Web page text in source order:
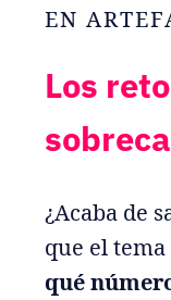
EN
Los
¿Acaba de
que el
qué